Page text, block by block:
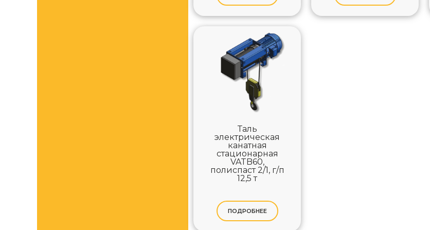
Таль
электрическая
канатная
стационарная
VATB60,
полиспаст 2/1, г/п
12,5 т
ПОДРОБНЕЕ